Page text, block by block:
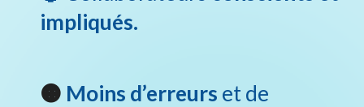
impliqués.
🟠 Moins d’erreurs et de